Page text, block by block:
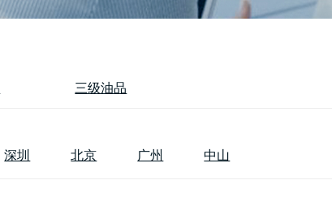
三级油品
深圳 北京 广州 中山